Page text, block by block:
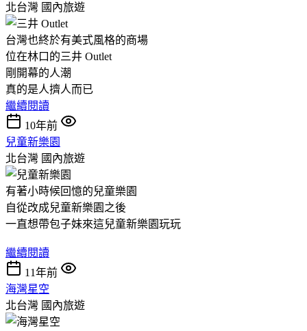
北台灣 國內旅遊
台灣也終於有美式風格的商場
位在林口的三井 Outlet
剛開幕的人潮
真的是人擠人而已
繼續閱讀
10年前
兒童新樂園
北台灣 國內旅遊
有著小時候回憶的兒童樂園
自從改成兒童新樂園之後
一直想帶包子妹來這兒童新樂園玩玩
繼續閱讀
11年前
海灣星空
北台灣 國內旅遊